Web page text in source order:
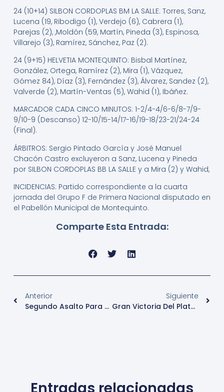
24 (10+14) SILBON CORDOPLAS BM LA SALLE: Torres, Sanz,
Lucena (19, Ribodigo (1), Verdejo (6), Cabrera (1),
Parejas (2), ,Moldón (59, Martín, Pineda (3), Espinosa,
Villarejo (3), Ramírez, Sánchez, Paz (2).
24 (9+15) HELVETIA MONTEQUINTO: Bisbal Martínez,
González, Ortega, Ramírez (2), Mira (1), Vázquez,
Gómez 84), Díaz (3), Fernández (3), Álvarez, Sandez (2),
Valverde (2), Martín-Ventas (5), Wahid (1), Ibáñez.
MARCADOR CADA CINCO MINUTOS: 1-2/4-4/6-6/8-7/9-
9/10-9 (Descanso) 12-10/15-14/17-16/19-18/23-21/24-24
(Final).
ÁRBITROS: Sergio Pintado García y José Manuel
Chacón Castro excluyeron a Sanz, Lucena y Pineda
por SILBON CORDOPLAS BB LA SALLE y a Mira (2) y Wahid,
INCIDENCIAS: Partido correspondiente a la cuarta
jornada del Grupo F de Primera Nacional disputado en
el Pabellón Municipal de Montequinto.
Comparte Esta Entrada:
Anterior
Segundo Asalto Para El Plata Quinteño
Siguiente
Gran Victoria Del Plata En Su Debut En Casa